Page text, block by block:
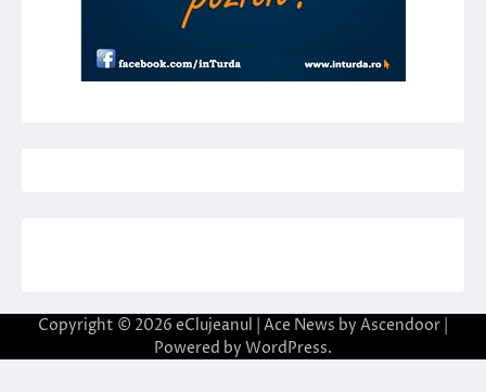
Copyright © 2026 eClujeanul | Ace News by Ascendoor
Powered by WordPress.